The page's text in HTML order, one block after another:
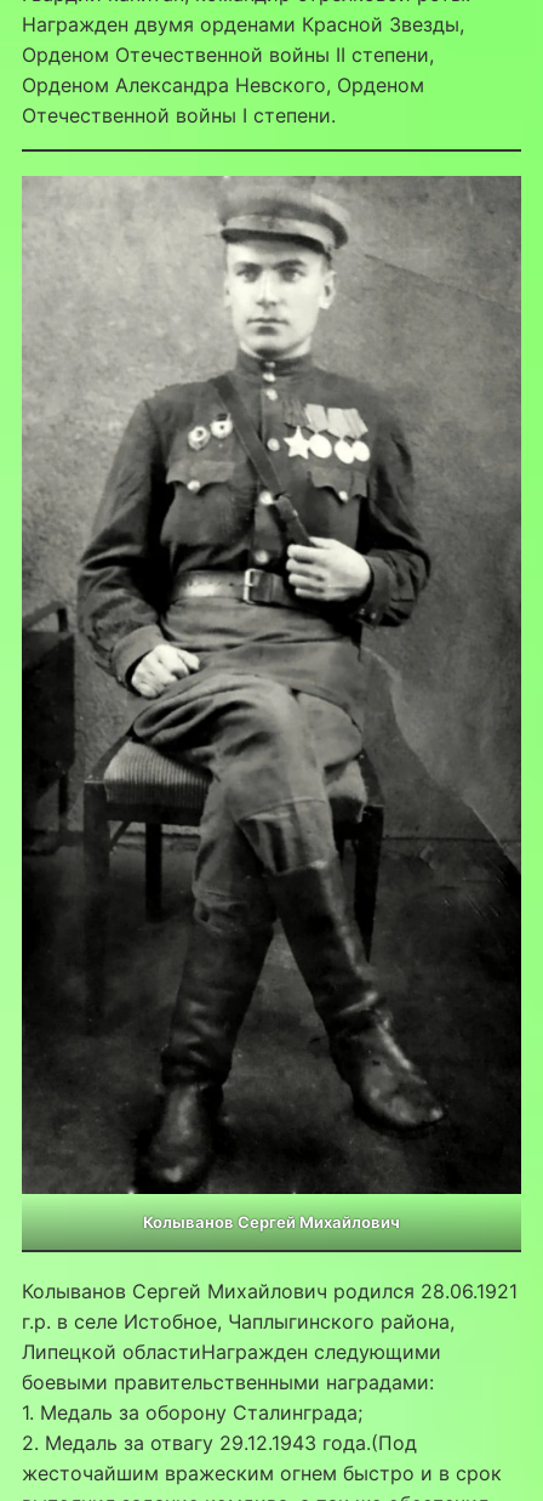
Награжден двумя орденами Красной Звезды,
Орденом Отечественной войны II степени,
Орденом Александра Невского, Орденом
Отечественной войны I степени.
Колыванов Сергей Михайлович
Колыванов Сергей Михайлович родился 28.06.1921
г.р. в селе Истобное, Чаплыгинского района,
Липецкой областиНагражден следующими
боевыми правительственными наградами:
1. Медаль за оборону Сталинграда;
2. Медаль за отвагу 29.12.1943 года.(Под
жесточайшим вражеским огнем быстро и в срок